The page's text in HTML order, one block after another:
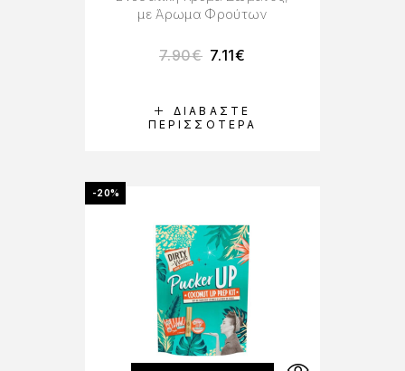
ΔΙΑΒΆΣΤΕ
ΠΕΡΙΣΣΌΤΕΡΑ
με Άρωμα Φρούτων
7.90€ 7.11€
-20%